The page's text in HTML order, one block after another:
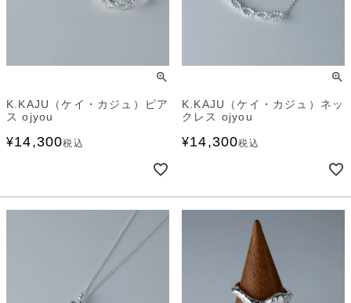
K.KAJU（ケイ・カジュ）ピア
ス ojyou
¥14,300税込
K.KAJU（ケイ・カジュ）ネッ
クレス ojyou
¥14,300税込